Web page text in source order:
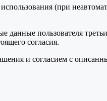
(при
данные пользователя
согласия.
и согласием с